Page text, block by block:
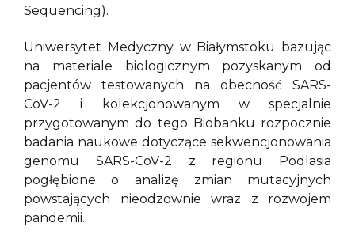
Sequencing).
Uniwersytet Medyczny w Białymstoku bazując
na materiale biologicznym pozyskanym od
pacjentów testowanych na obecność SARS-
CoV-2 i kolekcjonowanym w specjalnie
przygotowanym do tego Biobanku rozpocznie
badania naukowe dotyczące sekwencjonowania
genomu SARS-CoV-2 z regionu Podlasia
pogłębione o analizę zmian mutacyjnych
powstających nieodzownie wraz z rozwojem
pandemii.